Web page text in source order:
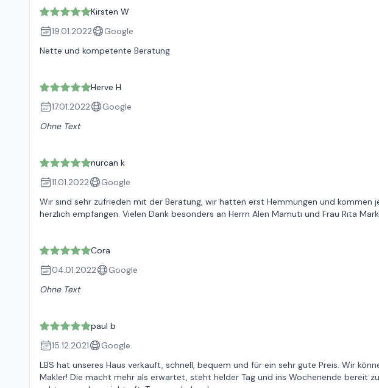
Kirsten W
19.01.2022
Google
Nette und kompetente Beratung
Herve H
17.01.2022
Google
Ohne Text
nurcan k
11.01.2022
Google
Wır sınd sehr zufrıeden mıt der Beratung, wır hatten erst Hemmungen und kommen
herzlıch empfangen. Vıelen Dank besonders an Herrn Alen Mamutı und Frau Rıta
Cora
04.01.2022
Google
Ohne Text
paul b
15.12.2021
Google
LBS hat unseres Haus verkauft, schnell, bequem und für ein sehr gute Preis. Wir
Makler! Die macht mehr als erwartet, steht helder Tag und ins Wochenende bereit